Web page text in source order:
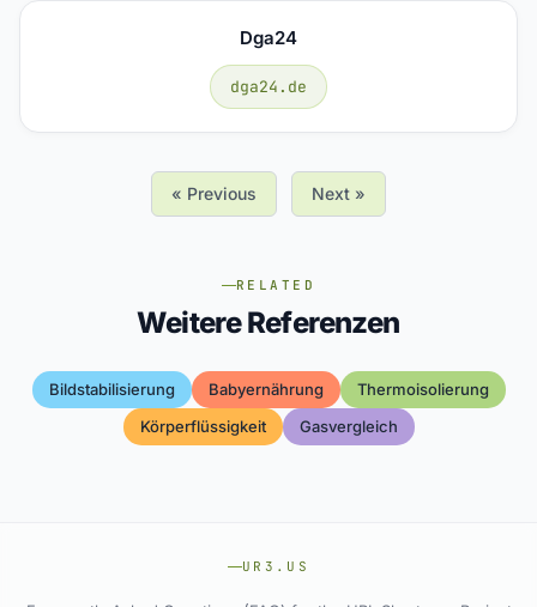
Dga24
dga24.de
« Previous Next »
RELATED
Weitere Referenzen
Bildstabilisierung Babyernährung
Thermoisolierung
Körperflüssigkeit
Gasvergleich
UR3.US